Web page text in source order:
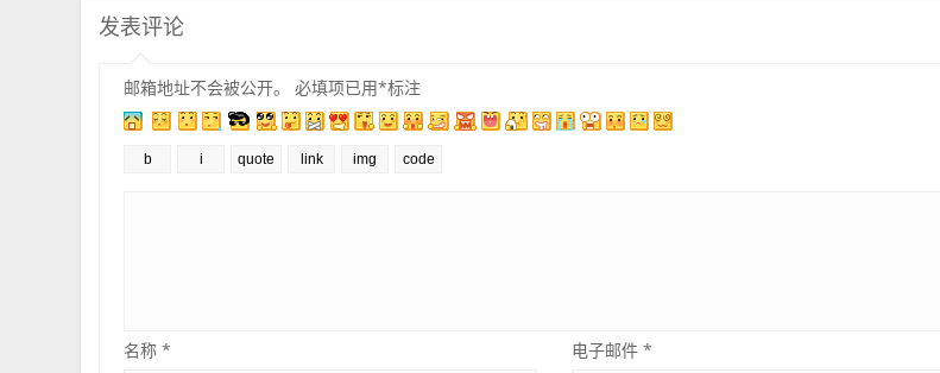
发表评论
邮箱地址不会被公开。 必填项已用*标注
名称* 电子邮件 *